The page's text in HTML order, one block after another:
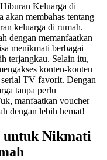
Keluarga di
membahas tentang
keluarga di rumah.
dengan memanfaatkan
menikmati berbagai
terjangkau. Selain itu,
konten-konten
TV favorit. Dengan
tanpa perlu
manfaatkan voucher
dengan lebih hemat!
untuk Nikmati